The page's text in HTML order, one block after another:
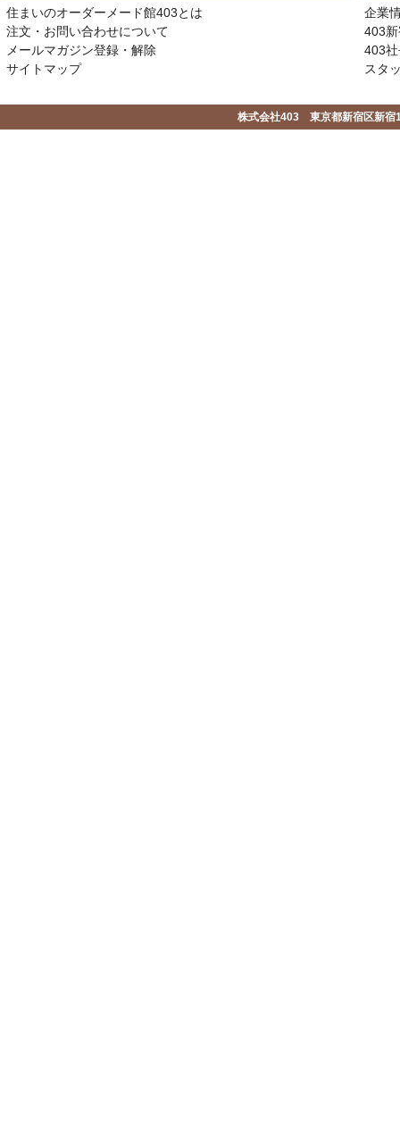
住まいのオーダーメード館403とは
注文・お問い合わせについて
メールマガジン登録・解除
サイトマップ
企業
403
403
スタ
株式会社403 東京都新宿区新